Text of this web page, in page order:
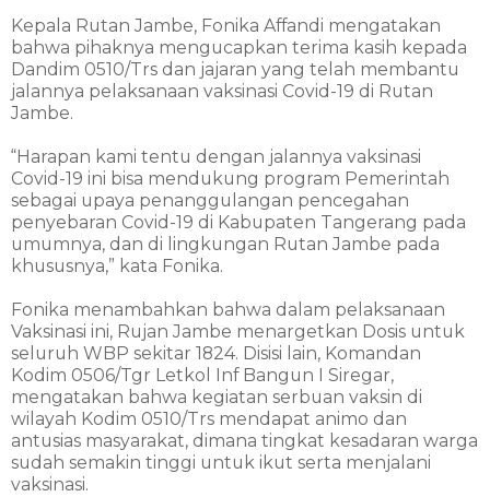
Kepala Rutan Jambe, Fonika Affandi mengatakan
bahwa pihaknya mengucapkan terima kasih kepada
Dandim 0510/Trs dan jajaran yang telah membantu
jalannya pelaksanaan vaksinasi Covid-19 di Rutan
Jambe.
“Harapan kami tentu dengan jalannya vaksinasi
Covid-19 ini bisa mendukung program Pemerintah
sebagai upaya penanggulangan pencegahan
penyebaran Covid-19 di Kabupaten Tangerang pada
umumnya, dan di lingkungan Rutan Jambe pada
khususnya,” kata Fonika.
Fonika menambahkan bahwa dalam pelaksanaan
Vaksinasi ini, Rujan Jambe menargetkan Dosis untuk
seluruh WBP sekitar 1824. Disisi lain, Komandan
Kodim 0506/Tgr Letkol Inf Bangun I Siregar,
mengatakan bahwa kegiatan serbuan vaksin di
wilayah Kodim 0510/Trs mendapat animo dan
antusias masyarakat, dimana tingkat kesadaran warga
sudah semakin tinggi untuk ikut serta menjalani
vaksinasi.